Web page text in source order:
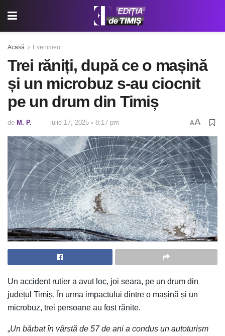
Acasă Eveniment
Trei răniți, după ce o mașină
și un microbuz s-au ciocnit
pe un drum din Timiș
de M. P. iulie 17, 2025 ◦ 8:17 pm AA
Un accident rutier a avut loc, joi seara, pe un drum din
județul Timiș. În urma impactului dintre o mașină și un
microbuz, trei persoane au fost rănite.
„Un bărbat în vârstă de 57 de ani a condus un autoturism